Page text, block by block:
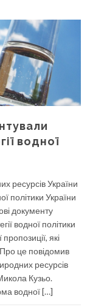
водної
ресурсів України
політики України
документу
водної політики
які
це повідомив
ресурсів
Кузьо.
водної […]